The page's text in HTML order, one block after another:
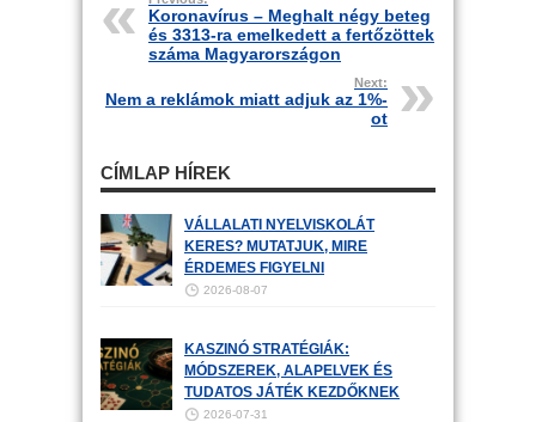
Koronavírus – Meghalt négy beteg
és 3313-ra emelkedett a fertőzöttek
száma Magyarországon
Next:
Nem a reklámok miatt adjuk az 1%-
ot
CÍMLAP HÍREK
VÁLLALATI NYELVISKOLÁT
KERES? MUTATJUK, MIRE
ÉRDEMES FIGYELNI
2026-08-07
KASZINÓ STRATÉGIÁK:
MÓDSZEREK, ALAPELVEK ÉS
TUDATOS JÁTÉK KEZDŐKNEK
2026-07-31